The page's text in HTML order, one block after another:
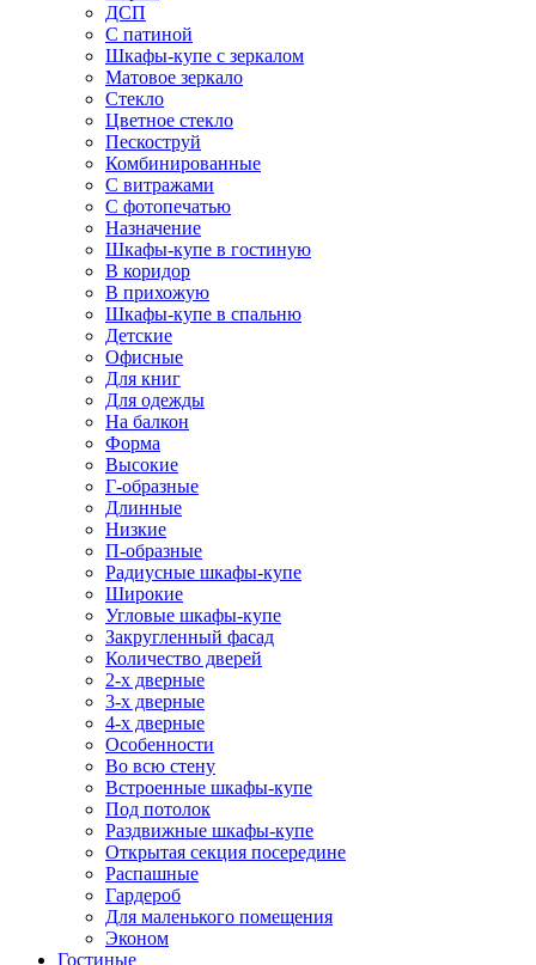
ДСП
С патиной
Шкафы-купе с зеркалом
Матовое зеркало
Стекло
Цветное стекло
Пескоструй
Комбинированные
С витражами
С фотопечатью
Назначение
Шкафы-купе в гостиную
В коридор
В прихожую
Шкафы-купе в спальню
Детские
Офисные
Для книг
Для одежды
На балкон
Форма
Высокие
Г-образные
Длинные
Низкие
П-образные
Радиусные шкафы-купе
Широкие
Угловые шкафы-купе
Закругленный фасад
Количество дверей
2-х дверные
3-х дверные
4-х дверные
Особенности
Во всю стену
Встроенные шкафы-купе
Под потолок
Раздвижные шкафы-купе
Открытая секция посередине
Распашные
Гардероб
Для маленького помещения
Эконом
Гостиные